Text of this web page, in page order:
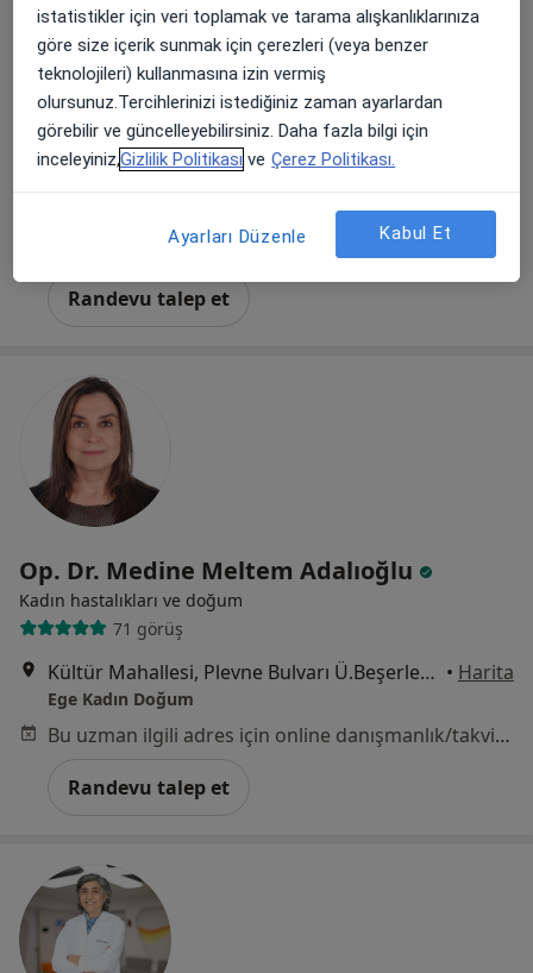
Doç. Dr. Ceren Gölbaşı
Kadın hastalıkları ve doğum
64 görüş
Randevu talep et
Op. Dr. Medine Meltem Adalıoğlu
Kadın hastalıkları ve doğum
71 görüş
Kültür Mahallesi, Plevne Bulvarı Ü.Beşerler Apt.No:1 Kat:2 Daire:3, İzmir • Harita
Ege Kadın Doğum
Bu uzman ilgili adres için online danışmanlık/takvim sunmuyor.
Randevu talep et
istatistikler için veri toplamak ve tarama alışkanlıklarınıza
göre size içerik sunmak için çerezleri (veya benzer
teknolojileri) kullanmasına izin vermiş
olursunuz.Tercihlerinizi istediğiniz zaman ayarlardan
görebilir ve güncelleyebilirsiniz. Daha fazla bilgi için
inceleyiniz,Gizlilik Politikası ve Çerez Politikası.
Ayarları Düzenle Kabul Et